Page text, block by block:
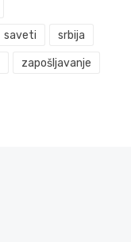
saveti srbija
zapošljavanje